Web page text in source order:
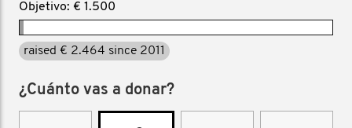
Objetivo: € 1.500
raised € 2.464 since 2011
¿Cuánto vas a donar?